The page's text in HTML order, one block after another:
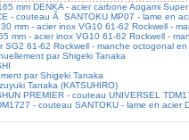
mm DENKA - acier carbone Aogami
- couteau Ã SANTOKU MP07 - lame en
mm - acier inox VG10 61-62 Rockwell -
mm - acier inox VG10 61-62 Rockwell -
61-62 Rockwell - manche octogonal
par Shigeki Tanaka
par Shigeki Tanaka
Tanaka (KATSUHIRO)
PREMIER - couteau UNIVERSEL
- couteau SANTOKU - lame en acier